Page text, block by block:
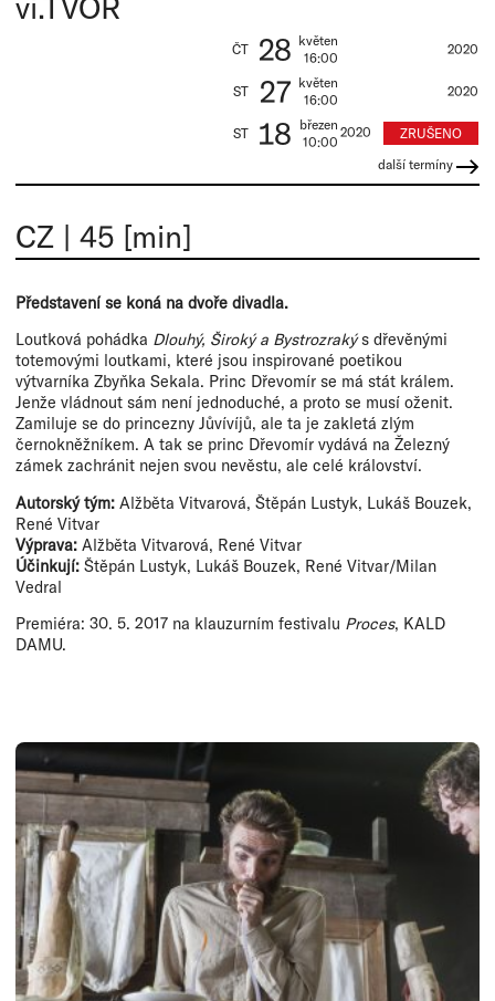
ČT 28 květen
16:00
2020
ST 27 květen
16:00
2020
ST 18 březen
10:00
2020
ZRUŠENO
další termíny
CZ | 45 [min]
Představení se koná na dvoře divadla.
Loutková pohádka Dlouhý, Široký a Bystrozrakýs dřevěnými
totemovými loutkami, které jsou inspirované poetikou
výtvarníka Zbyňka Sekala. Princ Dřevomír se má stát králem.
Jenže vládnout sám není jednoduché, a proto se musí oženit.
Zamiluje se do princezny Jůvívíjů, ale ta je zakletá zlým
černokněžníkem. A tak se princ Dřevomír vydává na Železný
zámek zachránit nejen svou nevěstu, ale celé království.
Autorský tým: Alžběta Vitvarová, Štěpán Lustyk, Lukáš Bouzek,
René Vitvar
Výprava: Alžběta Vitvarová, René Vitvar
Účinkují: Štěpán Lustyk, Lukáš Bouzek, René Vitvar/Milan
Vedral
Premiéra: 30. 5. 2017 na klauzurním festivalu Proces, KALD
DAMU.